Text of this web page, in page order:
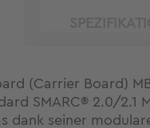
(Carrier Board)
SMARC® 2.0/2.1
dank seiner